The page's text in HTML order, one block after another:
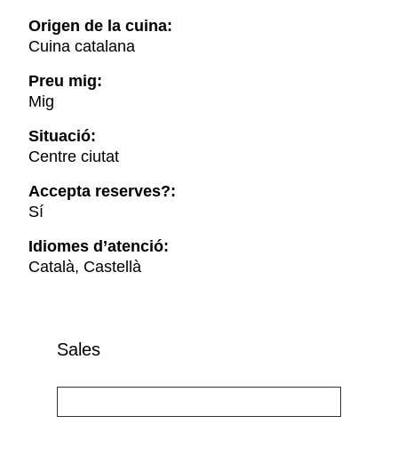
Origen de la cuina:
Cuina catalana
Preu mig:
Mig
Situació:
Centre ciutat
Accepta reserves?:
Sí
Idiomes d’atenció:
Català, Castellà
Sales